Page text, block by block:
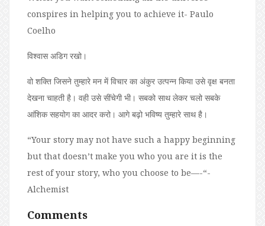
conspires in helping you to achieve it- Paulo
Coelho
विश्वास अडिग रखो।
वो शक्ति जिसने तुम्हारे मन में विचार का अंकुर उत्पन्न किया उसे वृक्ष बनता
देखना चाहती है। वही उसे सींचेगी भी। सबको साथ लेकर चलो सबके
आंशिक सहयोग का आदर करो। आगे बढ़ो भविष्य तुम्हारे साथ है।
“Your story may not have such a happy beginning
but that doesn’t make you who you are it is the
rest of your story, who you choose to be—-“-
Alchemist
Comments